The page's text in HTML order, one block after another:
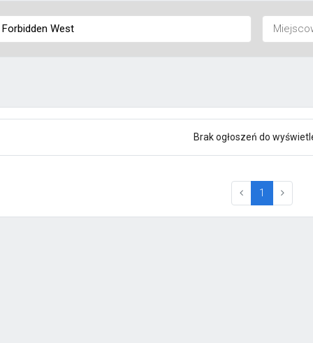
Brak ogłoszeń do
1 (current)